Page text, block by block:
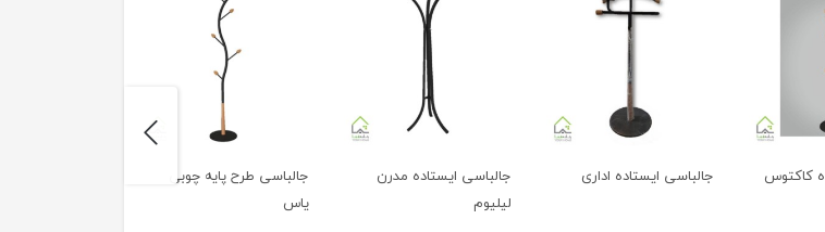
کاکتوس جالباسی ایستاده اداری
جالباسی ایستاده مدرن
لیلیوم
جالباسی طرح پایه چوبی
یاس
next